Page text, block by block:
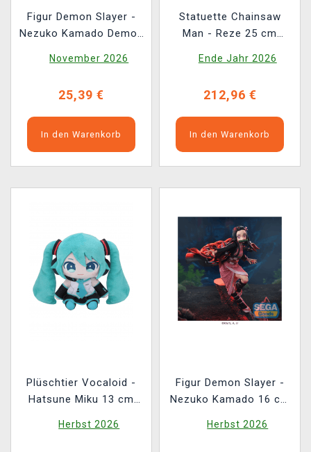
Figur Demon Slayer -
Nezuko Kamado Demon
(Sega)
November 2026
25,39 €
In den Warenkorb
Statuette Chainsaw
Man - Reze 25 cm
Ende Jahr 2026
212,96 €
In den Warenkorb
Plüschtier Vocaloid -
Hatsune Miku 13 cm
Herbst 2026
Figur Demon Slayer -
Nezuko Kamado 16 cm
Herbst 2026